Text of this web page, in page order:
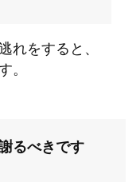
れをすると、
。
るべきです